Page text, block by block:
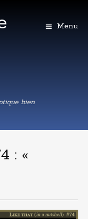
bien
Menu
: «